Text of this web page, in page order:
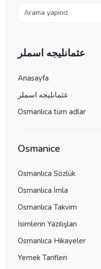
عثمانليجه اسملر
Anasayfa
عثمانليجه اسملر
Osmanlıca tüm adlar
Osmanice
Osmanlıca Sözlük
Osmanlıca İmla
Osmanlıca Takvim
İsimlerin Yazılışları
Osmanlıca Hikayeler
Yemek Tarifleri